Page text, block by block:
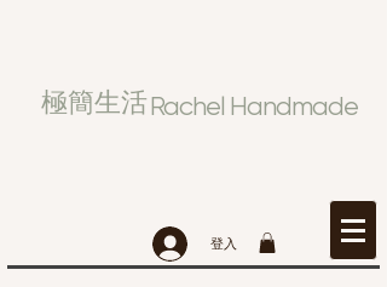
極簡生活Rachel Handmade
登入